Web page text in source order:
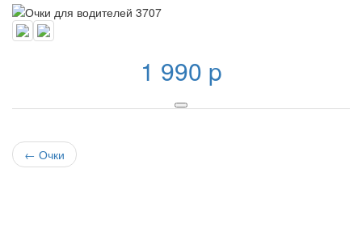
1 990 p
← Очки